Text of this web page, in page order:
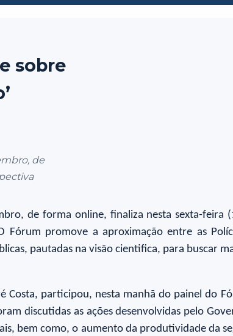
sobre
de
de forma online, finaliza nesta sexta-feira
promove a aproximação entre as
pautadas na visão cientifica, para buscar
Costa, participou, nesta manhã do painel do
discutidas as ações desenvolvidas pelo
bem como, o aumento da produtividade da